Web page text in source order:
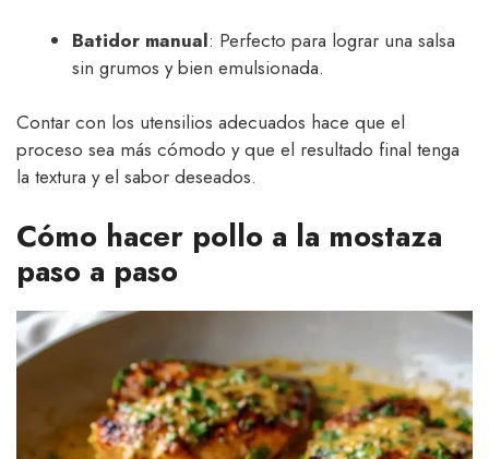
Batidor manual: Perfecto para lograr una salsa
sin grumos y bien emulsionada.
Contar con los utensilios adecuados hace que el
proceso sea más cómodo y que el resultado final tenga
la textura y el sabor deseados.
Cómo hacer pollo a la mostaza
paso a paso